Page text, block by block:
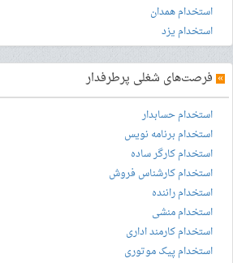
استخدام همدان
استخدام یزد
» فرصت‌های شغلی پرطرفدار
استخدام حسابدار
استخدام برنامه نویس
استخدام کارگر ساده
استخدام کارشناس فروش
استخدام راننده
استخدام منشی
استخدام کارمند اداری
استخدام پیک موتوری